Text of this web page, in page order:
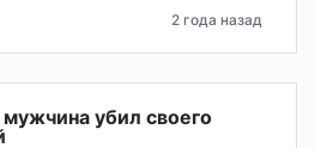
2 года назад
убил своего